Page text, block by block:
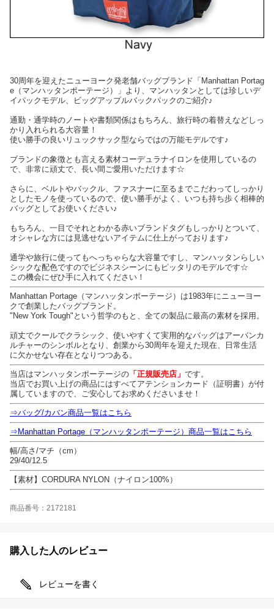
30周年を迎えたニューヨーク発老舗バッグブランド「Manhattan Portag
e（マンハッタンポーテージ）」より、マンハッタンとしては珍しいデ
イパックモデル、ビッグアップルバックパックのご紹介♪
通勤・通学時のノートや書類関係はもちろん、旅行時の着替えなどしっ
かり入れられる大容量！
使い勝手の良いリュックサック型ならではの万能モデルです♪
ブランドの象徴とも言える素材コーデュラナイロンを使用しているの
で、非常に頑丈で、長い間ご愛用いただけます☆
さらに、ベルトやバックル、ファスナーに至るまでこだわってしっかり
としたモノを使っているので、使い勝手がよく、いつも持ち歩く相棒的
バッグとしてお使いください♪
もちろん、一目でそれとわかる赤いブランドタグもしっかりとついて、
オシャレな方には見逃せないアイテムに仕上がっております♪
通学や旅行に使ってもへっちゃらな大容量ですし、マンハッタンらしい
シックな配色ですのでビジネスシーンにもピッタリのモデルです☆
この機会にぜひ手に入れてください！
Manhattan Portage（マンハッタンポーテージ）は1983年にニューヨー
クで創業したバッグブランド。
"New York Tough"という哲学のもと、全ての製品に最高の素材を採用。
頑丈でクールでクラシック、使いやすくて実用的なバッグはアーバンカ
ルチャーのシンボルとなり、創業から30周年を迎えた現在、日常生活
に欠かせない存在となりつつある。
当店はマンハッタンポーテージの 「正規販売店」 です。
当店でお買い上げの商品にはすべてアテンションカード（証明書）が付
属していますので、ご安心してお求めくださいませ！
⇒バッグ/カバン商品一覧はこちら
⇒Manhattan Portage（マンハッタンポーテージ）商品一覧はこちら
幅/高さ/マチ（cm）
29/40/12.5
【素材】CORDURA NYLON（ナイロン100%）
商品番号：2172181
購入した人のレビュー
レビューを書く